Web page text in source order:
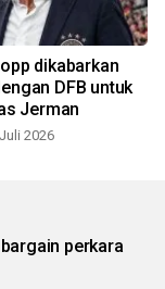
dikabarkan
DFB untuk
Jerman
2026
perkara